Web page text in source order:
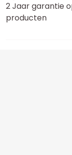
2 Jaar garantie
producten